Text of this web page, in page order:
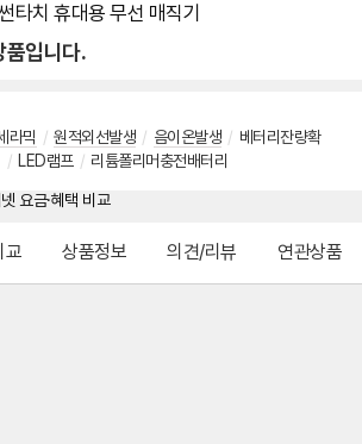
타치 휴대용 무선 매직기
품입니다.
라믹 / 원적외선발생 / 음이온발생 / 베터리잔량확
/ LED램프 / 리튬폴리머충전배터리
교 상품정보 의견/리뷰 연관상품